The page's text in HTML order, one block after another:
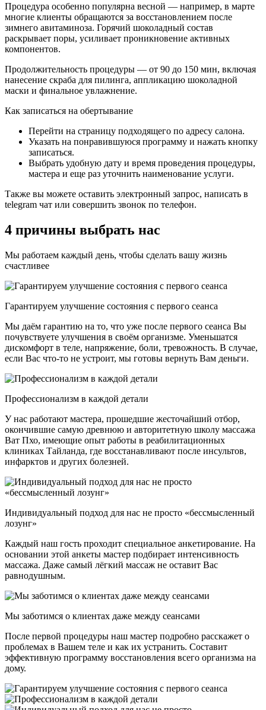
Процедура особенно популярна весной — например, в марте
многие клиенты обращаются за восстановлением после
зимнего авитаминоза. Горячий шоколадный состав
раскрывает поры, усиливает проникновение активных
компонентов.
Продолжительность процедуры — от 90 до 150 мин, включая
нанесение скраба для пилинга, аппликацию шоколадной
маски и финальное увлажнение.
Как записаться на обертывание
Перейти на страницу подходящего по адресу салона.
Указать на понравившуюся программу и нажать кнопку
записаться.
Выбрать удобную дату и время проведения процедуры,
мастера и еще раз уточнить наименование услуги.
Также вы можете оставить электронный запрос, написать в
telegram чат или совершить звонок по телефон.
4 причины выбрать нас
Мы работаем каждый день, чтобы сделать вашу жизнь
счастливее
Гарантируем улучшение состояния с первого сеанса
Мы даём гарантию на то, что уже после первого сеанса Вы
почувствуете улучшения в своём организме. Уменьшатся
дискомфорт в теле, напряжение, боли, тревожность. В случае,
если Вас что-то не устроит, мы готовы вернуть Вам деньги.
Профессионализм в каждой детали
У нас работают мастера, прошедшие жесточайший отбор,
окончившие самую древнюю и авторитетную школу массажа
Ват Пхо, имеющие опыт работы в реабилитационных
клиниках Тайланда, где восстанавливают после инсультов,
инфарктов и других болезней.
Индивидуальный подход для нас не просто «бессмысленный
лозунг»
Каждый наш гость проходит специальное анкетирование. На
основании этой анкеты мастер подбирает интенсивность
массажа. Даже самый лёгкий массаж не оставит Вас
равнодушным.
Мы заботимся о клиентах даже между сеансами
После первой процедуры наш мастер подробно расскажет о
проблемах в Вашем теле и как их устранить. Составит
эффективную программу восстановления всего организма на
дому.